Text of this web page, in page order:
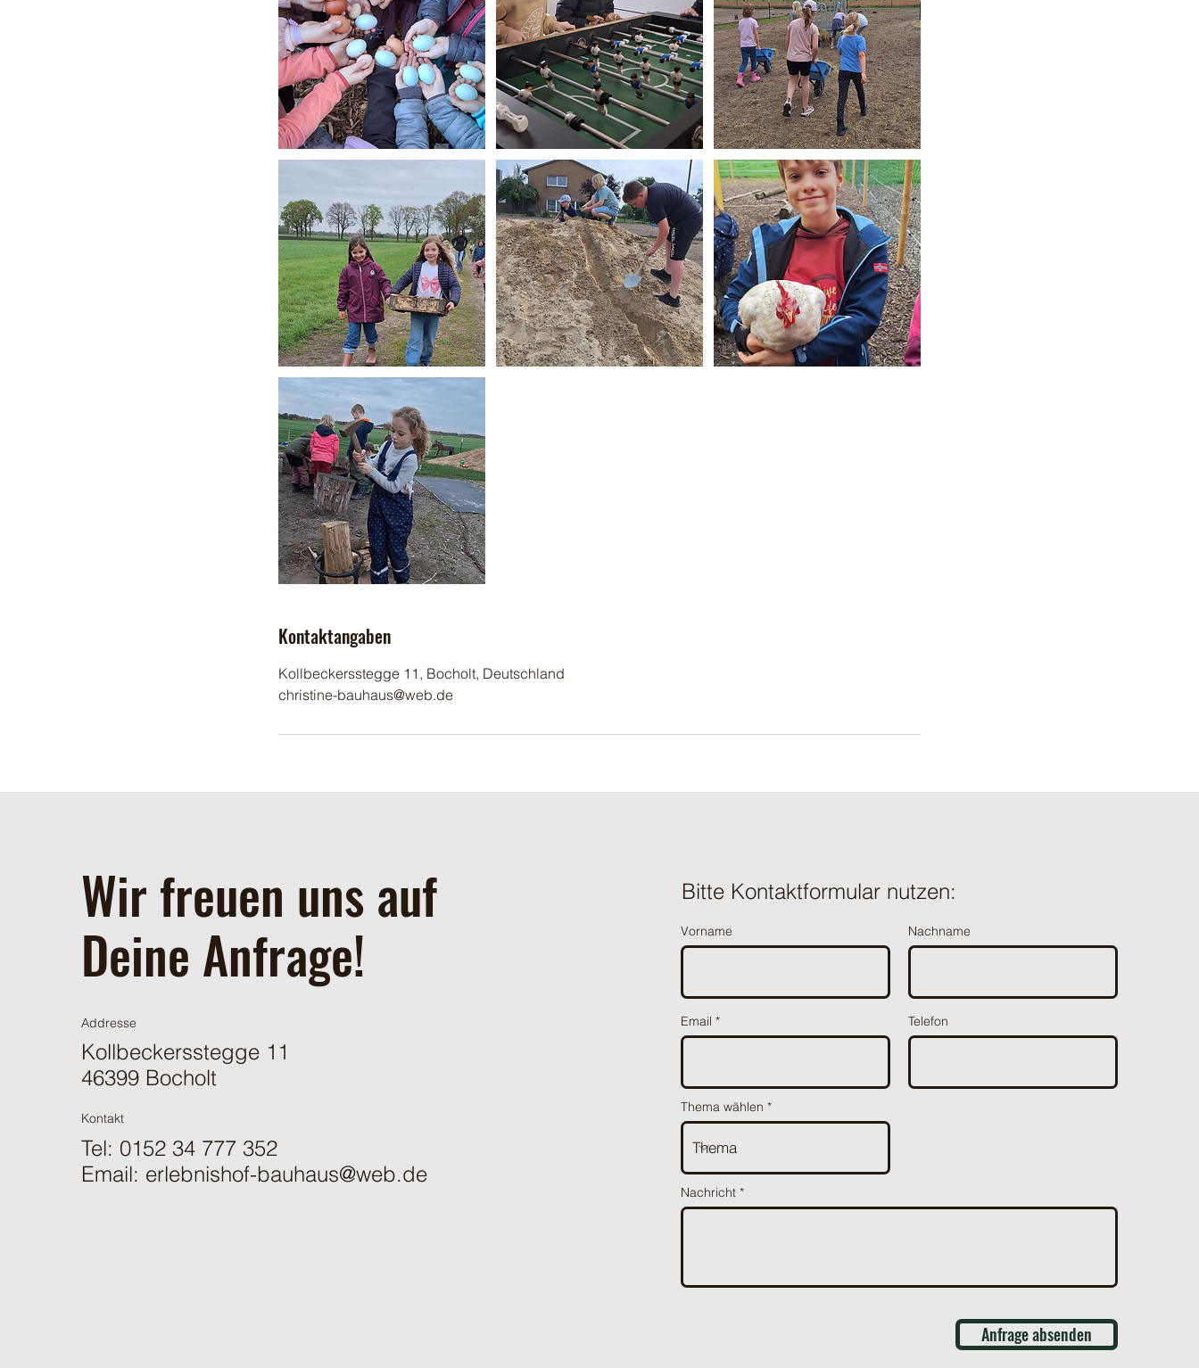
Kontaktangaben
Kollbeckersstegge 11, Bocholt, Deutschland
christine-bauhaus@web.de
Wir freuen uns auf
Deine Anfrage!
Addresse
Kollbeckersstegge 11
46399 Bocholt
Kontakt
Tel: 0152 34 777 352
Email: erlebnishof-bauhaus@web.de
Bitte Kontaktformular nutzen:
Vorname Nachname
Email Telefon
Thema wählen
Nachricht
Anfrage absenden